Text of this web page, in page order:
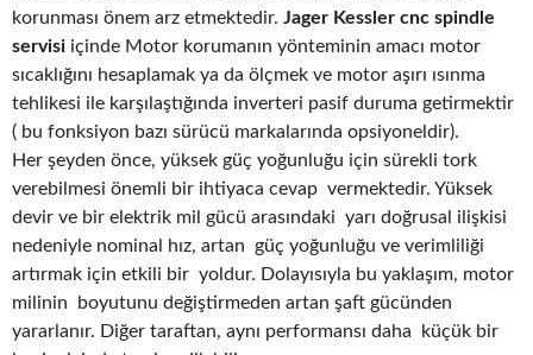
korunması önem arz etmektedir. Jager Kessler cnc spindle
servisi içinde Motor korumanın yönteminin amacı motor
sıcaklığını hesaplamak ya da ölçmek ve motor aşırı ısınma
tehlikesi ile karşılaştığında inverteri pasif duruma getirmektir
( bu fonksiyon bazı sürücü markalarında opsiyoneldir).
Her şeyden önce, yüksek güç yoğunluğu için sürekli tork
verebilmesi önemli bir ihtiyaca cevap vermektedir. Yüksek
devir ve bir elektrik mil gücü arasındaki yarı doğrusal ilişkisi
nedeniyle nominal hız, artan güç yoğunluğu ve verimliliği
artırmak için etkili bir yoldur. Dolayısıyla bu yaklaşım, motor
milinin boyutunu değiştirmeden artan şaft gücünden
yararlanır. Diğer taraftan, aynı performansı daha küçük bir